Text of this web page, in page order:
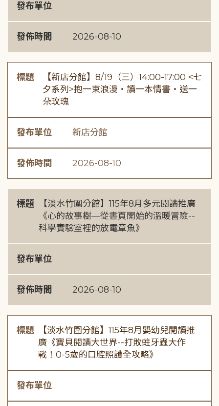
發布單位
發佈時間 2026-08-10
標題
【新店分館】8/19（三）14:00-17:00 <七
夕系列>抱一束浪漫・讀一本情書・送一
朵玫瑰
發布單位 新店分館
發佈時間 2026-08-10
標題
【淡水竹圍分館】115年8月多元閱讀推廣
《心的故事樹—從書頁開始的溫暖冒險--
科學實驗室裡的放電章魚》
發布單位
發佈時間 2026-08-10
標題
【淡水竹圍分館】115年8月嬰幼兒閱讀推
廣《寶貝閱讀大世界--打敗蛀牙蟲大作
戰！0-5歲的口腔照護全攻略》
發布單位